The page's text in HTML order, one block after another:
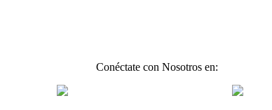
Conéctate con Nosotros en: